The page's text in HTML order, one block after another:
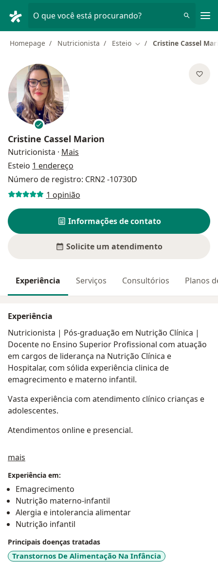
O que você está procurando?
Homepage Nutricionista Esteio Mudar de cidade
Cristine Cassel
Cristine Cassel Marion
Nutricionista · Mais
Esteio 1 endereço
Número de registro: CRN2 -10730D
1 opinião
Informações de contato
Solicite um atendimento
Experiência Serviços Consultórios Planos
Experiência
Nutricionista | Pós-graduação em Nutrição Clínica |
Docente no Ensino Superior Profissional com atuação
em cargos de liderança na Nutrição Clínica e
Hospitalar, com sólida experiência clinica de
emagrecimento e materno infantil.
Vasta experiência com atendimento clínico crianças e
adolescentes.
Atendimentos online e presencial.
mais
Experiência em:
Emagrecimento
Nutrição materno-infantil
Alergia e intolerancia alimentar
Nutrição infantil
Principais doenças tratadas
Transtornos De Alimentação Na Infância